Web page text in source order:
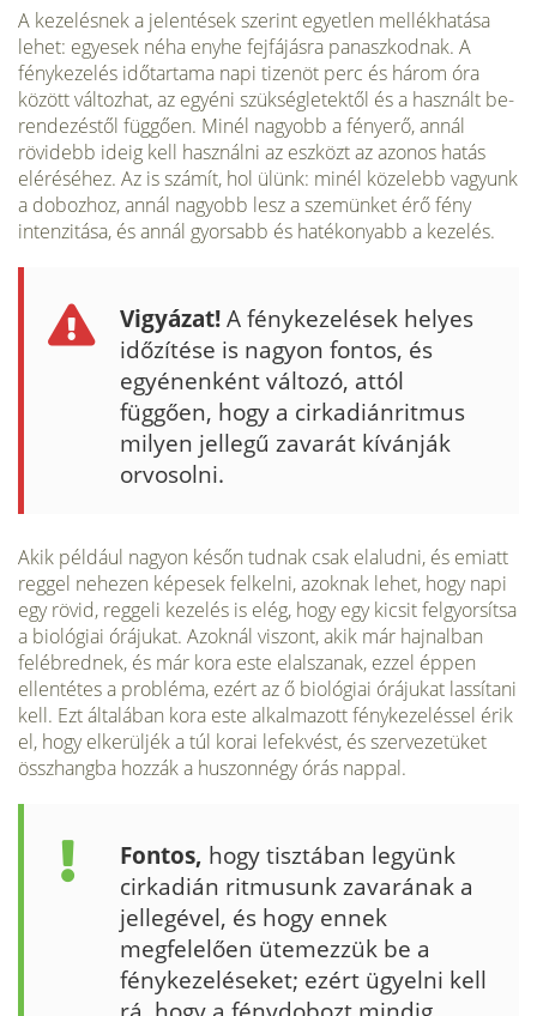
A kezelésnek a je­lentések szerint egyetlen mellékhatása
lehet: egyesek néha enyhe fej­fájásra panaszkodnak. A
fénykezelés időtartama napi tizenöt perc és három óra
között változhat, az egyéni szükségletektől és a használt be­
rendezéstől függően. Minél nagyobb a fényerő, annál
rövidebb ideig kell használni az eszközt az azonos hatás
eléréséhez. Az is számít, hol ülünk: minél közelebb vagyunk
a dobozhoz, annál nagyobb lesz a szemünket érő fény
intenzitása, és annál gyorsabb és hatékonyabb a kezelés.
Vigyázat!A fénykezelések helyes
időzítése is nagyon fontos, és
egyénenként változó, attól
függően, hogy a cirkadiánritmus
milyen jellegű zavarát kívánják
orvosolni.
Akik például nagyon későn tudnak csak elaludni, és emiatt
reggel nehezen képesek felkelni, azoknak lehet, hogy napi
egy rövid, reggeli kezelés is elég, hogy egy kicsit felgyorsítsa
a bioló­giai órájukat. Azoknál viszont, akik már hajnalban
felébrednek, és már kora este elalszanak, ezzel éppen
ellentétes a probléma, ezért az ő biológiai órájukat lassítani
kell. Ezt általában kora este alkalmazott fénykezeléssel érik
el, hogy elkerüljék a túl korai lefekvést, és szerveze­tüket
összhangba hozzák a huszonnégy órás nappal.
Fontos, hogy tisz­tában legyünk
cirkadián ritmusunk zavarának a
jellegével, és hogy en­nek
megfelelően ütemezzük be a
fénykezeléseket; ezért ügyelni kell